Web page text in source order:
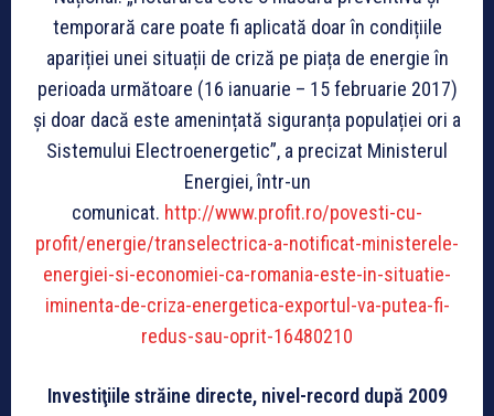
temporară care poate fi aplicată doar în condițiile
apariției unei situații de criză pe piața de energie în
perioada următoare (16 ianuarie – 15 februarie 2017)
și doar dacă este amenințată siguranța populației ori a
Sistemului Electroenergetic”, a precizat Ministerul
Energiei, într-un
comunicat. http://www.profit.ro/povesti-cu-
profit/energie/transelectrica-a-notificat-ministerele-
energiei-si-economiei-ca-romania-este-in-situatie-
iminenta-de-criza-energetica-exportul-va-putea-fi-
redus-sau-oprit-16480210
Investiţiile străine directe, nivel-record după 2009